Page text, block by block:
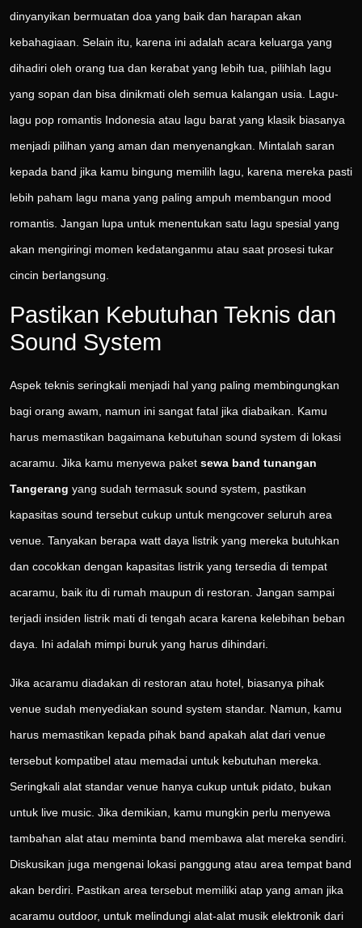
dinyanyikan bermuatan doa yang baik dan harapan akan
kebahagiaan. Selain itu, karena ini adalah acara keluarga yang
dihadiri oleh orang tua dan kerabat yang lebih tua, pilihlah lagu
yang sopan dan bisa dinikmati oleh semua kalangan usia. Lagu-
lagu pop romantis Indonesia atau lagu barat yang klasik biasanya
menjadi pilihan yang aman dan menyenangkan. Mintalah saran
kepada band jika kamu bingung memilih lagu, karena mereka pasti
lebih paham lagu mana yang paling ampuh membangun mood
romantis. Jangan lupa untuk menentukan satu lagu spesial yang
akan mengiringi momen kedatanganmu atau saat prosesi tukar
cincin berlangsung.
Pastikan Kebutuhan Teknis dan
Sound System
Aspek teknis seringkali menjadi hal yang paling membingungkan
bagi orang awam, namun ini sangat fatal jika diabaikan. Kamu
harus memastikan bagaimana kebutuhan sound system di lokasi
acaramu. Jika kamu menyewa paket sewa band tunangan
Tangerang yang sudah termasuk sound system, pastikan
kapasitas sound tersebut cukup untuk mengcover seluruh area
venue. Tanyakan berapa watt daya listrik yang mereka butuhkan
dan cocokkan dengan kapasitas listrik yang tersedia di tempat
acaramu, baik itu di rumah maupun di restoran. Jangan sampai
terjadi insiden listrik mati di tengah acara karena kelebihan beban
daya. Ini adalah mimpi buruk yang harus dihindari.
Jika acaramu diadakan di restoran atau hotel, biasanya pihak
venue sudah menyediakan sound system standar. Namun, kamu
harus memastikan kepada pihak band apakah alat dari venue
tersebut kompatibel atau memadai untuk kebutuhan mereka.
Seringkali alat standar venue hanya cukup untuk pidato, bukan
untuk live music. Jika demikian, kamu mungkin perlu menyewa
tambahan alat atau meminta band membawa alat mereka sendiri.
Diskusikan juga mengenai lokasi panggung atau area tempat band
akan berdiri. Pastikan area tersebut memiliki atap yang aman jika
acaramu outdoor, untuk melindungi alat-alat musik elektronik dari